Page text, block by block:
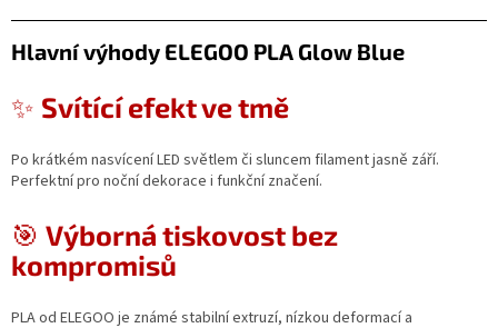
Hlavní výhody ELEGOO PLA Glow Blue
✨ Svítící efekt ve tmě
Po krátkém nasvícení LED světlem či sluncem filament jasně září.
Perfektní pro noční dekorace i funkční značení.
🎯 Výborná tiskovost bez
kompromisů
PLA od ELEGOO je známé stabilní extruzí, nízkou deformací a